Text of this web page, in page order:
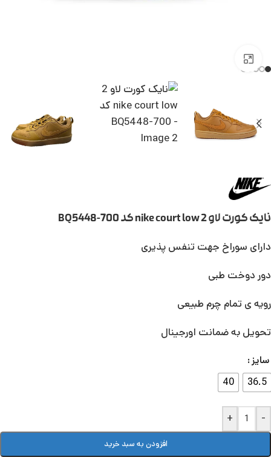
نایک کورت لاو 2 nike court low کد BQ5448-700
دارای سوراخ جهت تنفس پذیری
دور دوخت طبی
رویه ی تمام چرم طبیعی
تحویل به ضمانت اورجینال
سایز
36.5
40
-
+
افزودن به سبد خرید